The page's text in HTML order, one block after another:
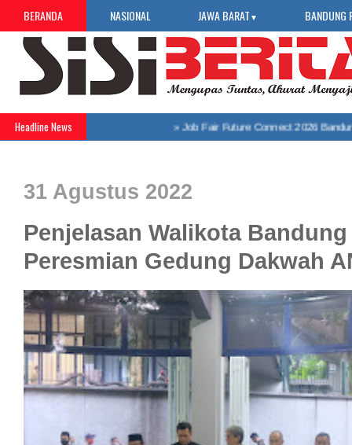
BERANDA NASIONAL JAWA BARAT ▼ BANDUNG
Headline News Job Fair Future Connect 2026 Bandung
31 Agustus 2022
Penjelasan Walikota
Peresmian Gedung Dakwah